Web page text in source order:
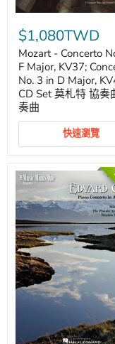
Mozart
Concerto
No.
1
in
F
Major,
KV37;
Concerto
3
Major,
KV40
2-
CD
Set
莫
札
特
協
奏
曲
$1,080TWD
Mozart - Concerto
F Major, KV37;
No. 3 in D Major,
CD Set 莫札特 協奏
奏曲
快速瀏覽